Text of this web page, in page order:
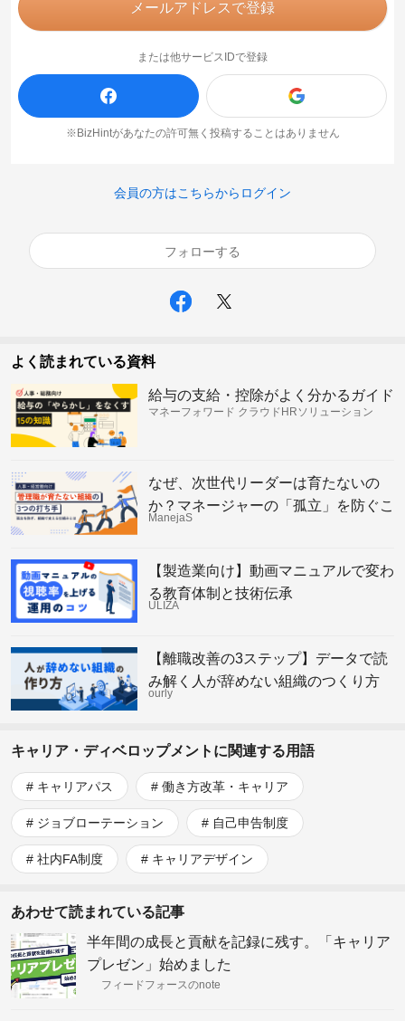
メールアドレスで登録
または他サービスIDで登録
※BizHintがあなたの許可無く投稿することはありません
会員の方はこちらからログイン
フォローする
よく読まれている資料
給与の支給・控除がよく分かるガイド
マネーフォワード クラウドHRソリューション
なぜ、次世代リーダーは育たないの
か？マネージャーの「孤立」を防ぐこ
れからの組織の仕組み
ManejaS
【製造業向け】動画マニュアルで変わ
る教育体制と技術伝承
ULIZA
【離職改善の3ステップ】データで読
み解く人が辞めない組織のつくり方
ourly
キャリア・ディベロップメントに関連する用語
キャリアパス 働き方改革・キャリア
ジョブローテーション 自己申告制度
社内FA制度 キャリアデザイン
あわせて読まれている記事
半年間の成長と貢献を記録に残す。「キャリア
プレゼン」始めました
フィードフォースのnote